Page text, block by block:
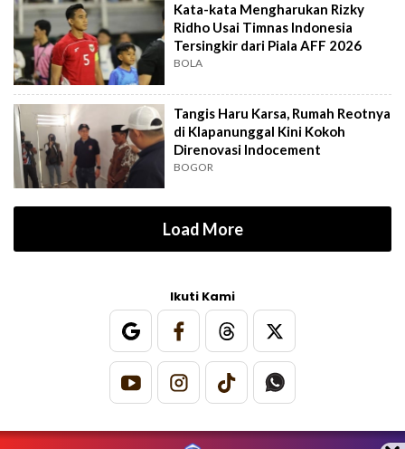
Kata-kata Mengharukan Rizky
Ridho Usai Timnas Indonesia
Tersingkir dari Piala AFF 2026
BOLA
Tangis Haru Karsa, Rumah Reotnya
di Klapanunggal Kini Kokoh
Direnovasi Indocement
BOGOR
Load More
Ikuti Kami